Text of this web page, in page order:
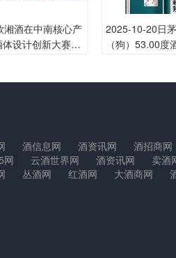
湘酒在中南核心产
体设计创新大赛创
2025-10-20日
（狗）53.00度
酒信息网 酒资讯网 酒招商网
网 云酒世界网 酒资讯网 卖酒
丛酒网 红酒网 大酒商网